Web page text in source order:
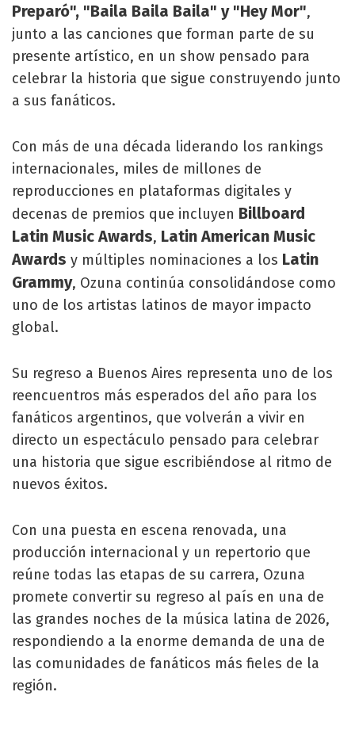
Preparó", "Baila Baila Baila" y "Hey Mor",
junto a las canciones que forman parte de su
presente artístico, en un show pensado para
celebrar la historia que sigue construyendo junto
a sus fanáticos.
Con más de una década liderando los rankings
internacionales, miles de millones de
reproducciones en plataformas digitales y
decenas de premios que incluyen Billboard
Latin Music Awards, Latin American Music
Awards y múltiples nominaciones a los Latin
Grammy, Ozuna continúa consolidándose como
uno de los artistas latinos de mayor impacto
global.
Su regreso a Buenos Aires representa uno de los
reencuentros más esperados del año para los
fanáticos argentinos, que volverán a vivir en
directo un espectáculo pensado para celebrar
una historia que sigue escribiéndose al ritmo de
nuevos éxitos.
Con una puesta en escena renovada, una
producción internacional y un repertorio que
reúne todas las etapas de su carrera, Ozuna
promete convertir su regreso al país en una de
las grandes noches de la música latina de 2026,
respondiendo a la enorme demanda de una de
las comunidades de fanáticos más fieles de la
región.